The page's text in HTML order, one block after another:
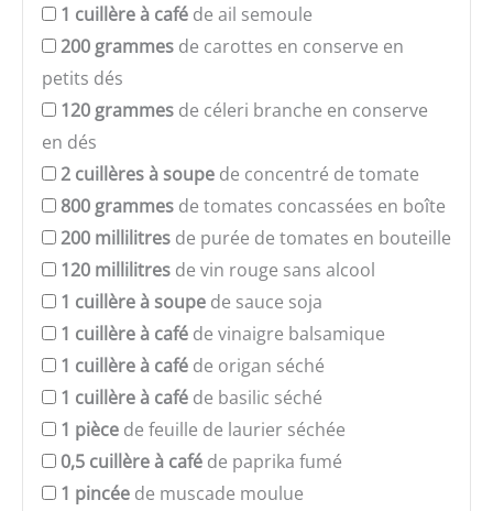
1 cuillère à café de ail semoule
200 grammes de carottes en conserve en
petits dés
120 grammes de céleri branche en conserve
en dés
2 cuillères à soupe de concentré de tomate
800 grammes de tomates concassées en boîte
200 millilitres de purée de tomates en bouteille
120 millilitres de vin rouge sans alcool
1 cuillère à soupe de sauce soja
1 cuillère à café de vinaigre balsamique
1 cuillère à café de origan séché
1 cuillère à café de basilic séché
1 pièce de feuille de laurier séchée
0,5 cuillère à café de paprika fumé
1 pincée de muscade moulue